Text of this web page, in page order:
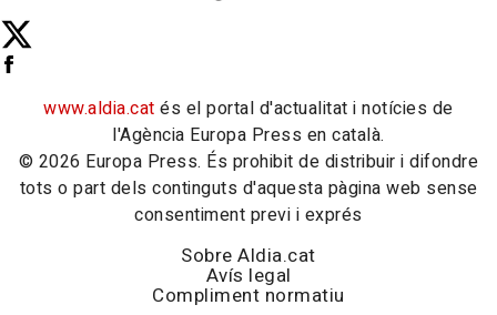
www.aldia.cat és el portal d'actualitat i notícies de
l'Agència Europa Press en català.
© 2026 Europa Press. És prohibit de distribuir i difondre
tots o part dels continguts d'aquesta pàgina web sense
consentiment previ i exprés
Sobre Aldia.cat
Avís legal
Compliment normatiu